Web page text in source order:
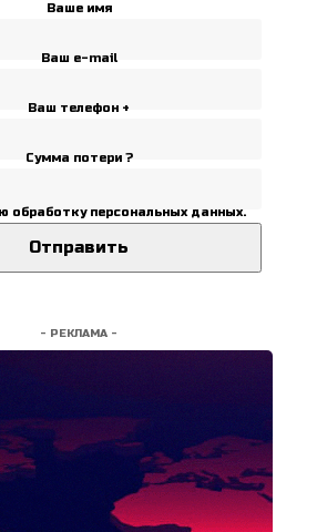
Ваше имя
Ваш e-mail
Ваш телефон +
Сумма потери ?
обработку персональных данных.
- РЕКЛАМА -